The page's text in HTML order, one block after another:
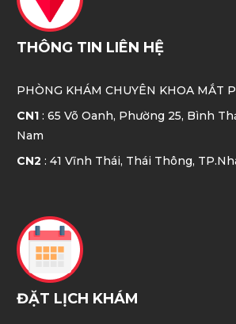
THÔNG TIN LIÊN HỆ
PHÒNG KHÁM CHUYÊN KHOA MẮT
CN1 : 65 Võ Oanh, Phường 25, Bình
Nam
CN2 : 41 Vĩnh Thái, Thái Thông,
ĐẶT LỊCH KHÁM